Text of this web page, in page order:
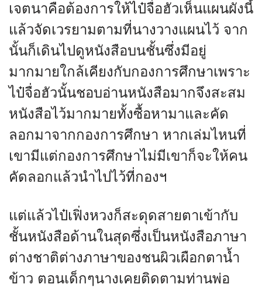
เจตนาคือต้องการให้ไป๋จื่อฮัวเห็นแผนผังนี้
แล้วจัดเวรยามตามที่นางวางแผนไว้ จาก
นั้นก็เดินไปดูหนังสือบนชั้นซึ่งมีอยู่
มากมายใกล้เคียงกับกองการศึกษาเพราะ
ไป๋จื่อฮัวนั้นชอบอ่านหนังสือมากจึงสะสม
หนังสือไว้มากมายทั้งซื้อหามาและคัด
ลอกมาจากกองการศึกษา หากเล่มไหนที่
เขามีแต่กองการศึกษาไม่มีเขาก็จะให้คน
คัดลอกแล้วนำไปไว้ที่กองฯ
แต่แล้วไป๋เฟิ่งหวงก็สะดุดสายตาเข้ากับ
ชั้นหนังสือด้านในสุดซึ่งเป็นหนังสือภาษา
ต่างชาติต่างภาษาของชนผิวเผือกตาน้ำ
ข้าว ตอนเด็กๆนางเคยติดตามท่านพ่อ